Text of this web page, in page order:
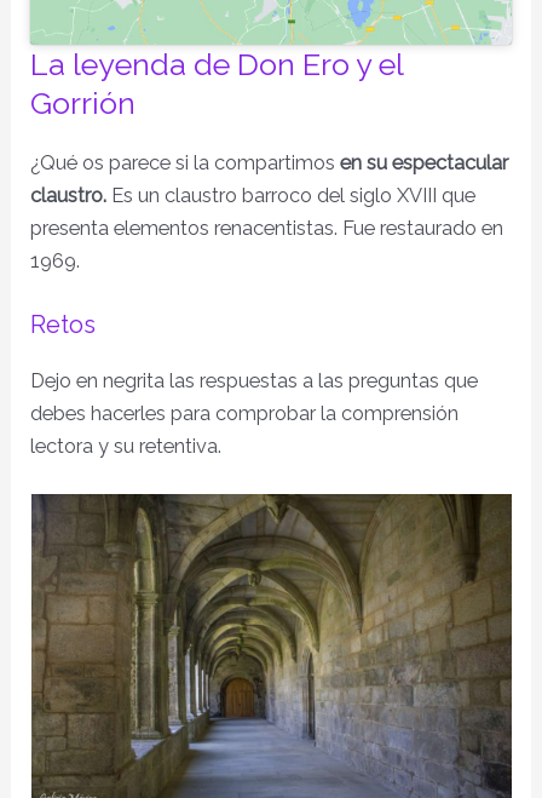
La leyenda de Don Ero y el
Gorrión
¿Qué os parece si la compartimos en su espectacular
claustro. Es un claustro barroco del siglo XVIII que
presenta elementos renacentistas. Fue restaurado en
1969.
Retos
Dejo en negrita las respuestas a las preguntas que
debes hacerles para comprobar la comprensión
lectora y su retentiva.